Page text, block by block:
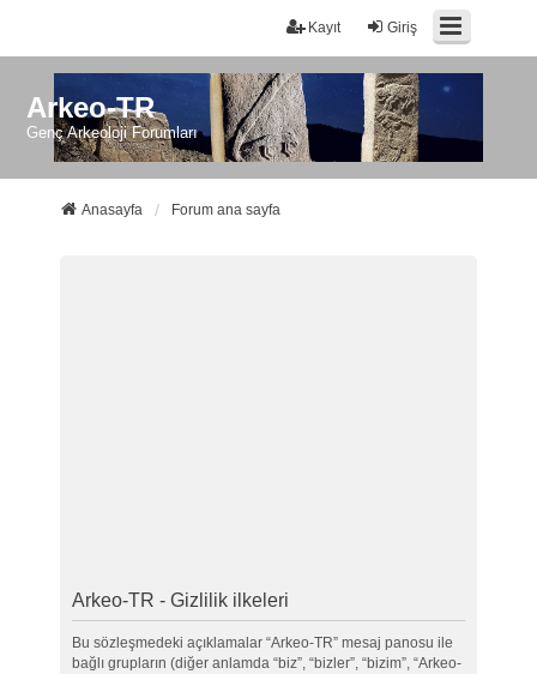
Giriş
Kayıt
Arkeo-TR
Genç Arkeoloji Forumları
Anasayfa Forum ana sayfa
Arkeo-TR - Gizlilik ilkeleri
Bu sözleşmedeki açıklamalar “Arkeo-TR” mesaj panosu ile
bağlı grupların (diğer anlamda “biz”, “bizler”, “bizim”, “Arkeo-